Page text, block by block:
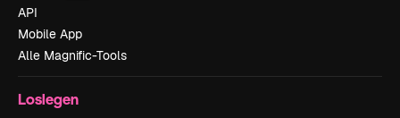
API
Mobile App
Alle Magnific-Tools
Loslegen